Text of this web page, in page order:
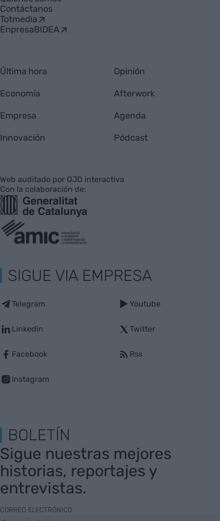
Contáctanos
Totmedia
EnpresaBIDEA
Última hora
Economía
Empresa
Innovación
Opinión
Afterwork
Agenda
Pódcast
Web auditado por OJD interactiva
Con la colaboración de:
SIGUE VIA EMPRESA
Telegram
Linkedin
Facebook
Instagram
Youtube
Twitter
Rss
BOLETÍN
Sigue nuestras mejores
historias, reportajes y
entrevistas.
CORREO ELECTRÓNICO